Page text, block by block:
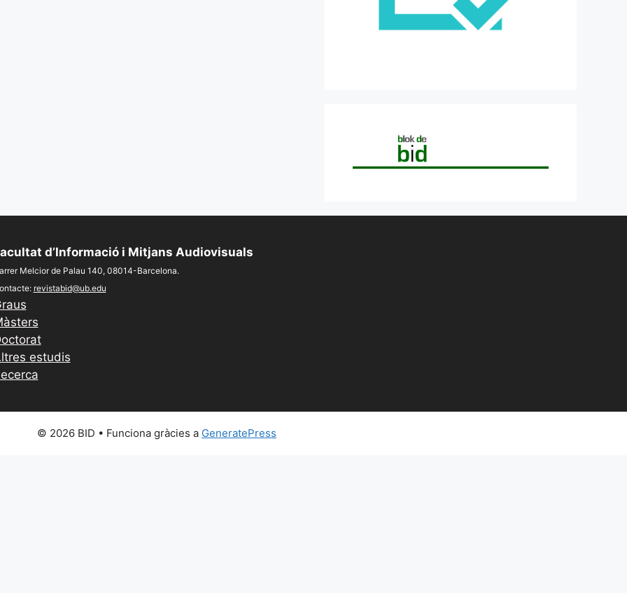
d’Informació i Mitjans Audiovisuals
Melcior de Palau 140, 08014-Barcelona.
revistabid@ub.edu
estudis
© 2026 BID • Funciona gràcies a GeneratePress